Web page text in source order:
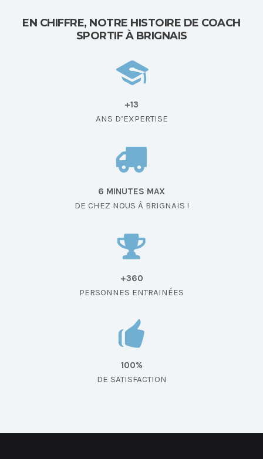
EN CHIFFRE, NOTRE HISTOIRE DE COACH
SPORTIF À BRIGNAIS
+13
ANS D’EXPERTISE
6 MINUTES MAX
DE CHEZ NOUS À BRIGNAIS !
+360
PERSONNES ENTRAINÉES
100%
DE SATISFACTION